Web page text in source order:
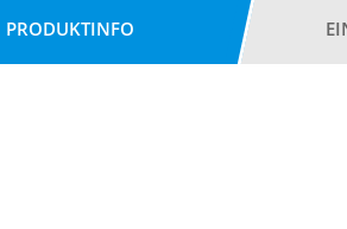
PRODUKTINFO